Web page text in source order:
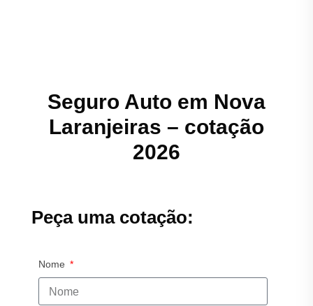
Seguro Auto em Nova
Laranjeiras – cotação
2026
Peça uma cotação:
Nome